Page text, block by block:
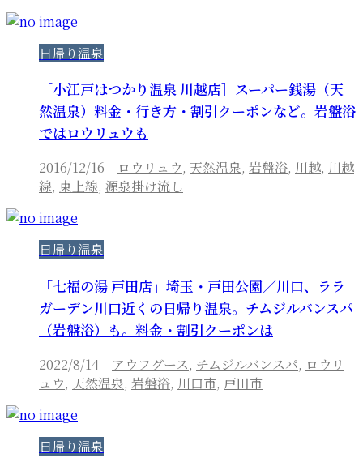
日帰り温泉
［小江戸はつかり温泉 川越店］スーパー銭湯（天
然温泉）料金・行き方・割引クーポンなど。岩盤浴
ではロウリュウも
2016/12/16 ロウリュウ, 天然温泉, 岩盤浴, 川越, 川越
線, 東上線, 源泉掛け流し
日帰り温泉
「七福の湯 戸田店」埼玉・戸田公園／川口、ララ
ガーデン川口近くの日帰り温泉。チムジルバンスパ
（岩盤浴）も。料金・割引クーポンは
2022/8/14 アウフグース, チムジルバンスパ, ロウリ
ュウ, 天然温泉, 岩盤浴, 川口市, 戸田市
日帰り温泉